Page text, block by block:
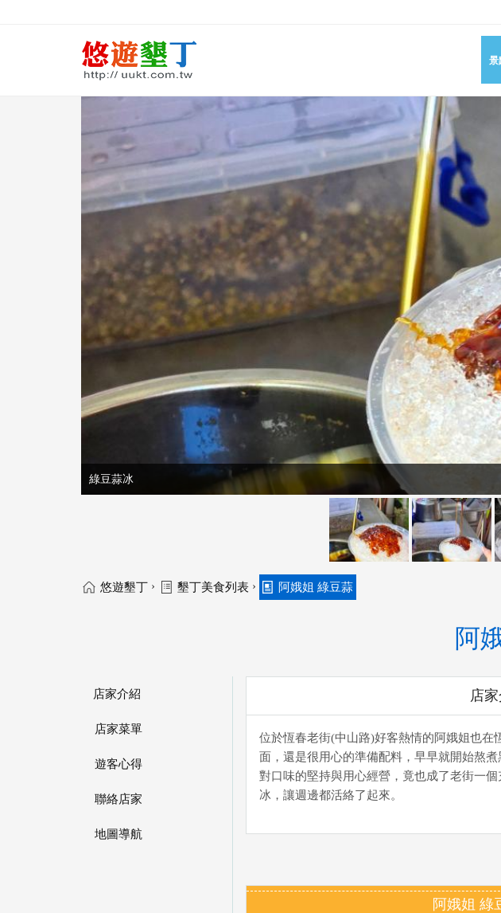
景
綠豆蒜冰
悠遊墾丁 › 墾丁美食列表 › 阿娥姐 綠豆蒜
阿
店家介紹
店家菜單
遊客心得
聯絡店家
地圖導航
店
位於恆春老街(中山路)好客熱情的阿娥姐也
面，還是很用心的準備配料，早早就開始熬
對口味的堅持與用心經營，竟也成了老街一
冰，讓週邊都活絡了起來。
阿娥姐 綠